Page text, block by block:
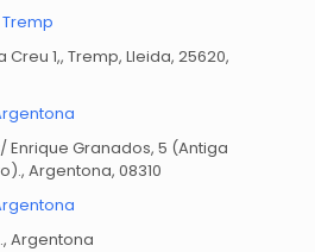
Creu 1,, Tremp, Lleida, 25620,
Enrique Granados, 5 (Antiga
Argentona, 08310
Argentona